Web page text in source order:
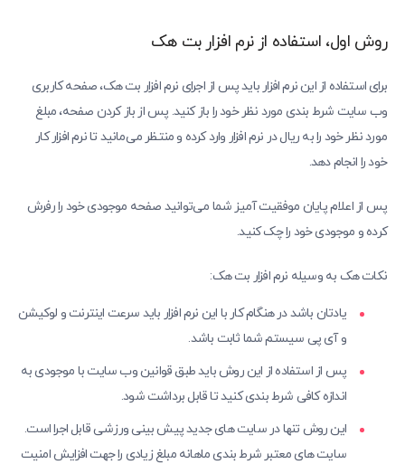
روش اول، استفاده از نرم افزار بت هک
برای استفاده از این نرم افزار باید پس از اجرای نرم افزار بت هک، صفحه کاربری
وب سایت شرط بندی مورد نظر خود را باز کنید. پس از باز کردن صفحه، مبلغ
مورد نظر خود را به ریال در نرم افزار وارد کرده و منتظر می‌مانید تا نرم افزار کار
خود را انجام دهد.
پس از اعلام پایان موفقیت آمیز شما می‌توانید صفحه موجودی خود را رفرش
کرده و موجودی خود را چک کنید.
نکات هک به وسیله نرم افزار بت هک:
یادتان باشد در هنگام کار با این نرم افزار باید سرعت اینترنت و لوکیشن
و آی پی سیستم شما ثابت باشد.
پس از استفاده از این روش باید طبق قوانین وب سایت با موجودی به
اندازه کافی شرط بندی کنید تا قابل برداشت شود.
این روش تنها در سایت‌ های جدید پیش بینی ورزشی قابل اجرا است.
سایت های معتبر شرط بندی ماهانه مبلغ زیادی را جهت افزایش امنیت